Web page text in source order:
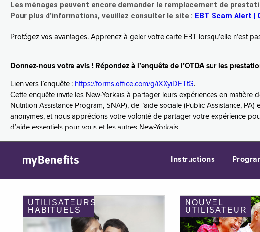
Les ménages peuvent encore demander le remplacement de
Pour plus d’informations, veuillez consulter le site : EBT Scam Alert |
Protégez vos avantages. Apprenez à geler votre carte EBT lorsqu’elle n’est
Donnez-nous votre avis ! Répondez à l’enquête de l’OTDA sur les
Lien vers l’enquête : https://forms.office.com/g/iXXyiDETtG.
Cette enquête invite les New-Yorkais à partager leurs expériences en
Nutrition Assistance Program, SNAP), de l’aide sociale (Public Assistance,
anonymes, et nous apprécions votre volonté de partager votre expérience
d’aide essentiels pour vous et les autres New-Yorkais.
myBenefits Instructions
UTILISATEURS
HABITUELS
NOUVEL
UTILISATEUR